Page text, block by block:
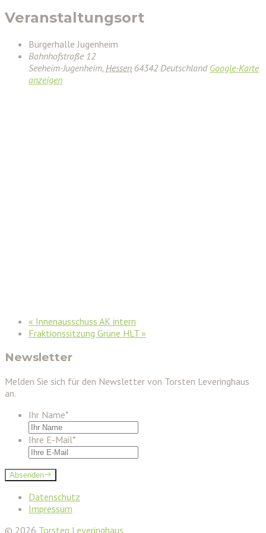
Veranstaltungsort
Bürgerhalle Jugenheim
Bahnhofstraße 12
Seeheim-Jugenheim, Hessen 64342 Deutschland Google-Karte
anzeigen
« Innenausschuss AK intern
Fraktionssitzung Grüne HLT »
Newsletter
Melden Sie sich für den Newsletter von Torsten Leveringhaus
an.
Ihr Name*
Ihre E-Mail*
Absenden
Datenschutz
Impressum
© 2026 Torsten Leveringhaus